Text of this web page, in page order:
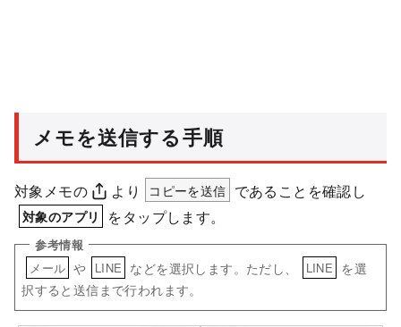
メモを送信する手順
対象メモの より コピーを送信 であることを確認し
対象のアプリ をタップします。
メール や LINE などを選択します。ただし、 LINE を選
択すると送信まで行われます。